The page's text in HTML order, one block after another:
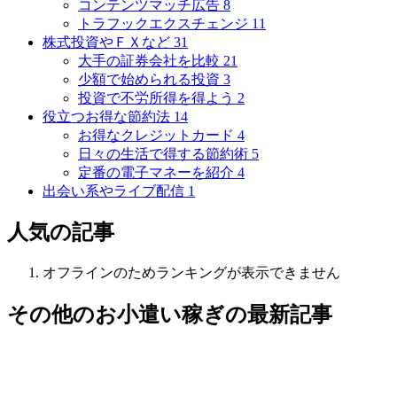
コンテンツマッチ広告 8
トラフックエクスチェンジ 11
株式投資やＦＸなど 31
大手の証券会社を比較 21
少額で始められる投資 3
投資で不労所得を得よう 2
役立つお得な節約法 14
お得なクレジットカード 4
日々の生活で得する節約術 5
定番の電子マネーを紹介 4
出会い系やライブ配信 1
人気の記事
オフラインのためランキングが表示できません
その他のお小遣い稼ぎの最新記事